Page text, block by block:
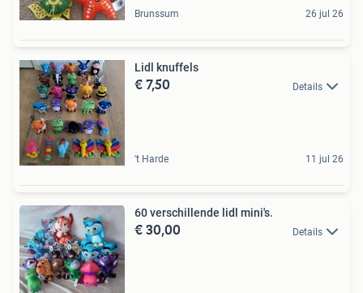
Brunssum 26 jul 26
Lidl knuffels
€ 7,50 Details
't Harde 11 jul 26
60 verschillende lidl mini's.
€ 30,00 Details